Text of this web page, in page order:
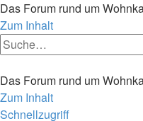
Das Forum rund um
Zum Inhalt
Das Forum rund um
Zum Inhalt
Schnellzugriff